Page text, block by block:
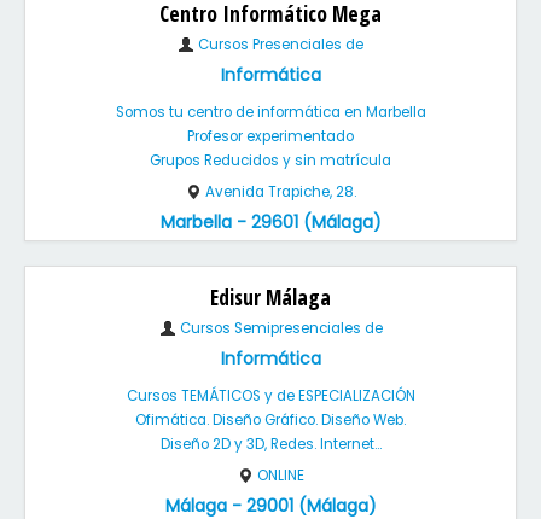
Centro Informático Mega
Cursos Presenciales de
Informática
Somos tu centro de informática en Marbella
Profesor experimentado
Grupos Reducidos y sin matrícula
Avenida Trapiche, 28.
Marbella - 29601 (Málaga)
Edisur Málaga
Cursos Semipresenciales de
Informática
Cursos TEMÁTICOS y de ESPECIALIZACIÓN
Ofimática. Diseño Gráfico. Diseño Web.
Diseño 2D y 3D, Redes. Internet...
ONLINE
Málaga - 29001 (Málaga)